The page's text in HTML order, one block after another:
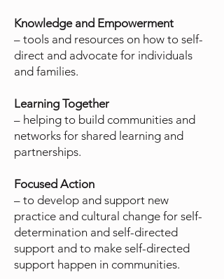
Knowledge and Empowerment
– tools and resources on how to self-
direct and advocate for individuals
and families.
Learning Together
– helping to build communities and
networks for shared learning and
partnerships.
Focused Action
– to develop and support new
practice and cultural change for self-
determination and self-directed
support and to make self-directed
support happen in communities.